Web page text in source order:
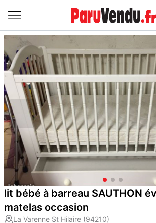
lit bébé à barreau SAUTHON
matelas occasion
La Varenne St Hilaire (94210)